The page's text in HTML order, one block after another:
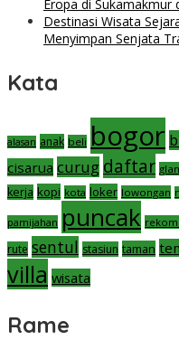
Eropa di
Destinasi Wisata
Menyimpan Senjata
Kata
alasan anak beli bogor
cisarua curug daftar
kerja kopi kota loker lowongan
pamijahan puncak
rute sentul stasiun taman
villa wisata
Rame